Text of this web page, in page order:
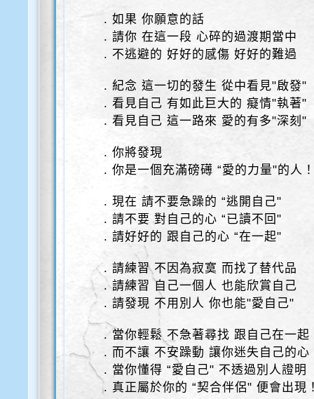
. 如果 你願意的話
. 請你 在這一段 心碎的過渡期當中
. 不逃避的 好好的感傷 好好的難過
. 紀念 這一切的發生 從中看見"啟發"
. 看見自己 有如此巨大的 癡情"執著"
. 看見自己 這一路來 愛的有多"深刻"
. 你將發現
. 你是一個充滿磅礡 “愛的力量"的人
. 現在 請不要急躁的 “逃開自己"
. 請不要 對自己的心 “已讀不回"
. 請好好的 跟自己的心 “在一起"
. 請練習 不因為寂寞 而找了替代品
. 請練習 自己一個人 也能欣賞自己
. 請發現 不用別人 你也能"愛自己"
. 當你輕鬆 不急著尋找 跟自己在一起
. 而不讓 不安躁動 讓你迷失自己的心
. 當你懂得 “愛自己" 不透過別人證明
. 真正屬於你的 “契合伴侶" 便會出現